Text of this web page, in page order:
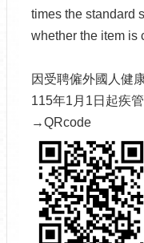
times the standard
whether the item is
因受聘僱外國人健
115年1月1日起疾
→QRcode